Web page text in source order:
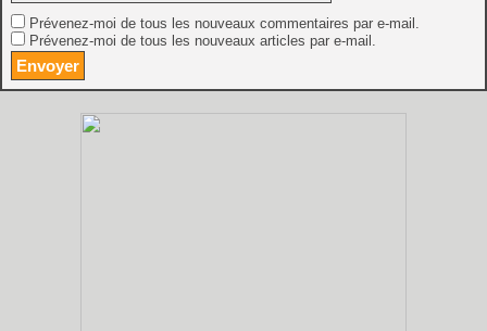
Prévenez-moi de tous les nouveaux commentaires par e-mail.
Prévenez-moi de tous les nouveaux articles par e-mail.